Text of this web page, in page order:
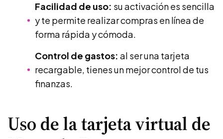
Facilidad de uso: su activación es sencilla
y te permite realizar compras en línea de
forma rápida y cómoda.
Control de gastos: al ser una tarjeta
recargable, tienes un mejor control de tus
finanzas.
Uso de la tarjeta virtual de